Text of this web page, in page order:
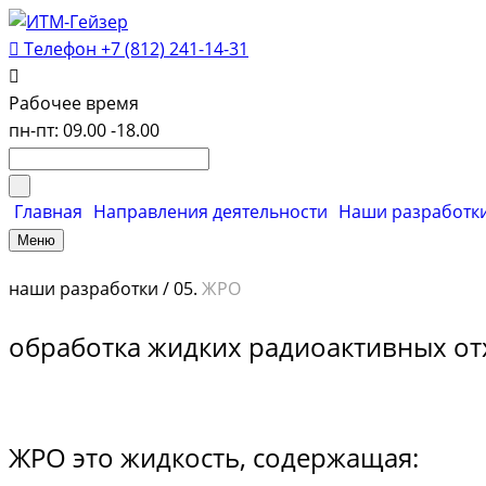
Телефон +7 (812) 241-14-31
Рабочее время
пн-пт: 09.00 -18.00
Главная Направления деятельности Наши
Меню
наши разработки / 05. ЖРО
обработка жидких радиоактивных
ЖРО это жидкость, содержащая: